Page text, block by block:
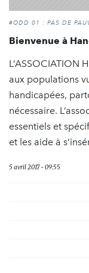
#ODD 01 : PAS DE
Bienvenue à
L’ASSOCIATION
aux populations
handicapées,
nécessaire.
essentiels et
et les aide à
5 avril 2017 - 09:55